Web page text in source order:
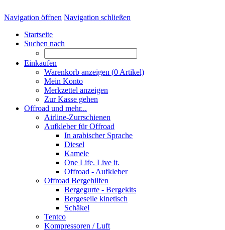
Navigation öffnen Navigation schließen
Startseite
Suchen nach
Einkaufen
Warenkorb anzeigen (0 Artikel)
Mein Konto
Merkzettel anzeigen
Zur Kasse gehen
Offroad und mehr...
Airline-Zurrschienen
Aufkleber für Offroad
In arabischer Sprache
Diesel
Kamele
One Life. Live it.
Offroad - Aufkleber
Offroad Bergehilfen
Bergegurte - Bergekits
Bergeseile kinetisch
Schäkel
Tentco
Kompressoren / Luft